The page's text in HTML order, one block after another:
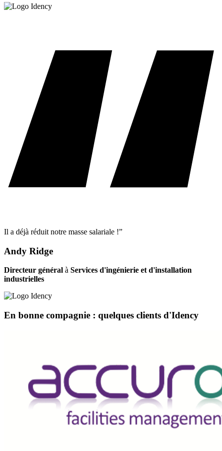
Il a déjà réduit notre masse salariale !”
Andy Ridge
Directeur général à Services d'ingénierie et d'installation
industrielles
En bonne compagnie : quelques clients d'Idency